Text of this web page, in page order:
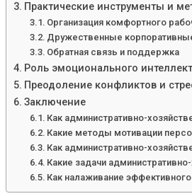
Практические инструменты и
Организация комфортного
Дружественные
Обратная связь и поддержка
Роль эмоционального
Преодоление конфликтов и
Заключение
Как административно-
Какие методы мотивации
Как административно-
Какие задачи
Как налаживание